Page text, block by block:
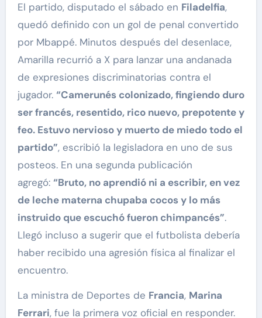
El partido, disputado el sábado en Filadelfia,
quedó definido con un gol de penal convertido
por Mbappé. Minutos después del desenlace,
Amarilla recurrió a X para lanzar una andanada
de expresiones discriminatorias contra el
jugador. “Camerunés colonizado, fingiendo duro
ser francés, resentido, rico nuevo, prepotente y
feo. Estuvo nervioso y muerto de miedo todo el
partido”, escribió la legisladora en uno de sus
posteos. En una segunda publicación
agregó: “Bruto, no aprendió ni a escribir, en vez
de leche materna chupaba cocos y lo más
instruido que escuchó fueron chimpancés”.
Llegó incluso a sugerir que el futbolista debería
haber recibido una agresión física al finalizar el
encuentro.
La ministra de Deportes de Francia, Marina
Ferrari, fue la primera voz oficial en responder.